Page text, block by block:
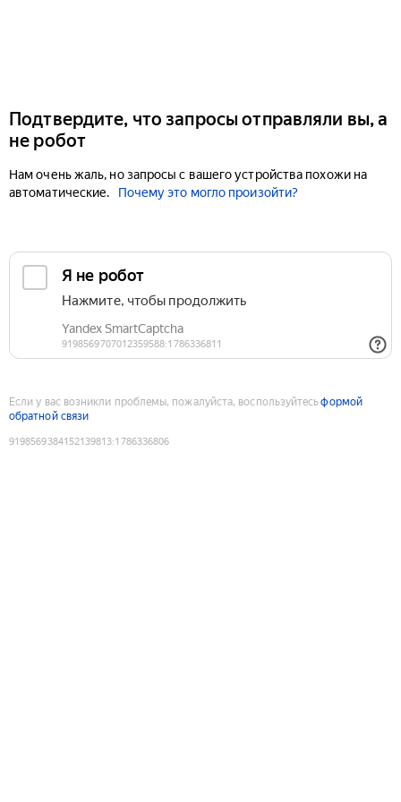
Подтвердите, что запросы отправляли вы, а
не робот
Нам очень жаль, но запросы с вашего устройства похожи на
автоматические.
Почему это могло произойти?
Если у вас возникли проблемы, пожалуйста, воспользуйтесьформой
обратной связи
9198569384152139813:1786336806